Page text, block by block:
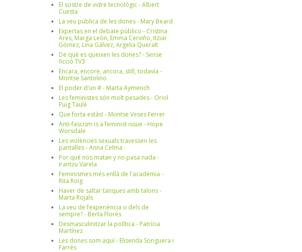
El sostre de vidre tecnològic - Albert
Cuesta
La veu pública de les dones - Mary Beard
Expertas en el debate público - Cristina
Ares, Marga León, Emma Cerviño, Itziar
Gómez, Lina Gálvez, Argelia Queralt
De què es queixen les dones? - Sense
ficció TV3
Encara, encore, ancora, still, todavía -
Montse Santolino
El poder d'un # - Marta Aymerich
Les feministes són molt pesades - Oriol
Puig Taulé
Que forta estàs! - Montse Veses Ferrer
Anti-fascism is a feminist issue - Hope
Worsdale
Les violències sexuals travessen les
pantalles - Anna Celma
Por qué nos matan y no pasa nada -
Irantzu Varela
Feminismes més enllà de l'acadèmia -
Rita Roig
Haver de saltar tanques amb talons -
Marta Rojals
La veu de l’experiència o dels de
sempre? - Berta Florés
Desmasculinitzar la política - Patrícia
Martínez
Les dones som aquí - Elisenda Soriguera i
Farrés